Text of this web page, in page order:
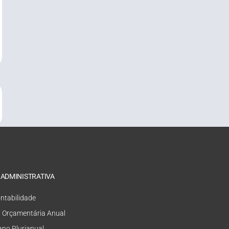
Orçamentária Anual